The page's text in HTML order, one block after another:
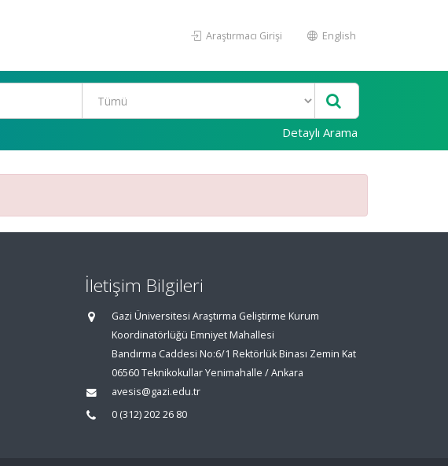
Araştırmacı Girişi English
Detaylı Arama
İletişim Bilgileri
Gazi Üniversitesi Araştırma Geliştirme Kurum
Koordinatörlüğü Emniyet Mahallesi
Bandırma Caddesi No:6/1 Rektörlük Binası Zemin Kat
06560 Teknikokullar Yenimahalle / Ankara
avesis@gazi.edu.tr
0 (312) 202 26 80